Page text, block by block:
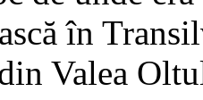
în
Valea